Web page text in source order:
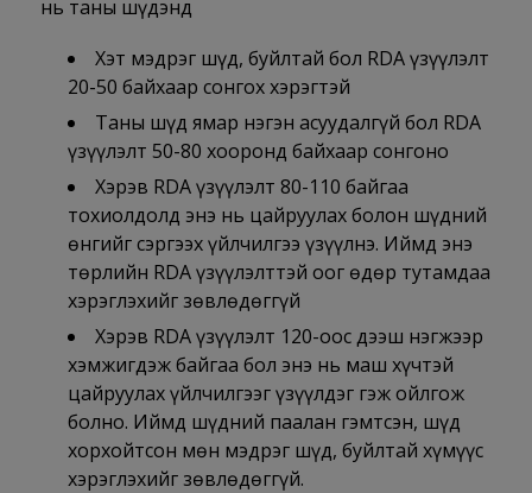
нь таны шүдэнд
Хэт мэдрэг шүд, буйлтай бол RDA үзүүлэлт
20-50 байхаар сонгох хэрэгтэй
Таны шүд ямар нэгэн асуудалгүй бол RDA
үзүүлэлт 50-80 хооронд байхаар сонгоно
Хэрэв RDA үзүүлэлт 80-110 байгаа
тохиолдолд энэ нь цайруулах болон шүдний
өнгийг сэргээх үйлчилгээ үзүүлнэ. Иймд энэ
төрлийн RDA үзүүлэлттэй оог өдөр тутамдаа
хэрэглэхийг зөвлөдөггүй
Хэрэв RDA үзүүлэлт 120-оос дээш нэгжээр
хэмжигдэж байгаа бол энэ нь маш хүчтэй
цайруулах үйлчилгээг үзүүлдэг гэж ойлгож
болно. Иймд шүдний паалан гэмтсэн, шүд
хорхойтсон мөн мэдрэг шүд, буйлтай хүмүүс
хэрэглэхийг зөвлөдөггүй.